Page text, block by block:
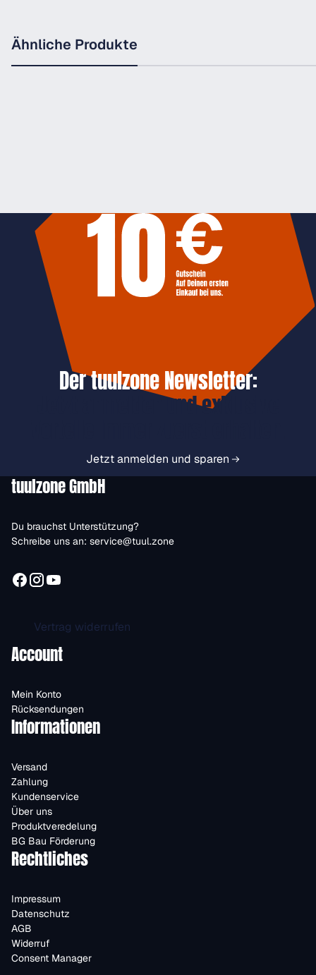
Ähnliche Produkte
Der tuulzone Newsletter:
Jetzt anmelden und exklusive
Jetzt anmelden und sparen
tuulzone GmbH
Du brauchst Unterstützung?
Schreibe uns an: service@tuul.zone
Vertrag widerrufen
Account
Mein Konto
Rücksendungen
Informationen
Versand
Zahlung
Kundenservice
Über uns
Produktveredelung
BG Bau Förderung
Rechtliches
Impressum
Datenschutz
AGB
Widerruf
Consent Manager